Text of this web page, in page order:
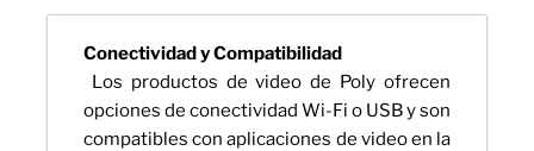
Conectividad y Compatibilidad
Los productos de video de Poly ofrecen
opciones de conectividad Wi-Fi o USB y son
compatibles con aplicaciones de video en la